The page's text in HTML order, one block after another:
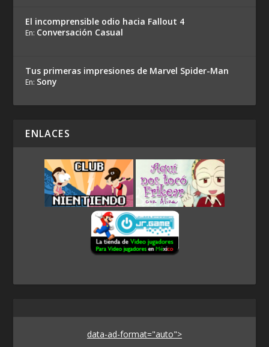
El incomprensible odio hacia Fallout 4
En: Conversación Casual
Tus primeras impresiones de Marvel Spider-Man
En: Sony
ENLACES
data-ad-format="auto">